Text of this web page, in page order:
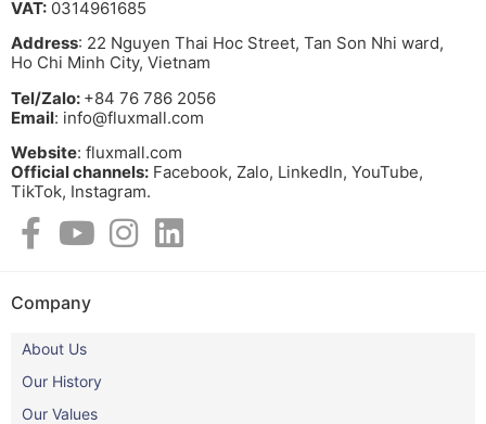
VAT: 0314961685
Address: 22 Nguyen Thai Hoc Street, Tan Son Nhi ward,
Ho Chi Minh City, Vietnam
Tel/Zalo: +84 76 786 2056
Email: info@fluxmall.com
Website: fluxmall.com
Official channels: Facebook, Zalo, LinkedIn, YouTube,
TikTok, Instagram.​
Company
About Us
Our History
Our Values